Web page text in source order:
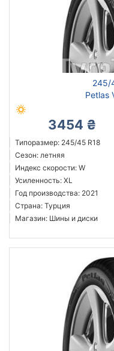
245/
Petlas
3454 ₴
Типоразмер: 245/45 R18
Сезон: летняя
Индекс скорости: W
Усиленность: XL
Год производства: 2021
Страна: Турция
Магазин: Шины и диски